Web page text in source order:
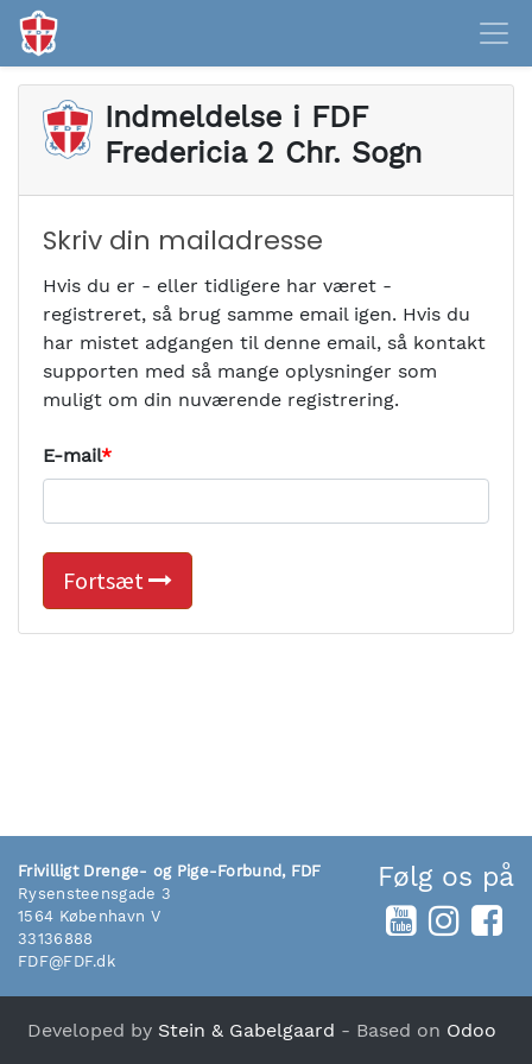
Indmeldelse i FDF
Fredericia 2 Chr. Sogn
Skriv din mailadresse
Hvis du er - eller tidligere har været -
registreret, så brug samme email igen. Hvis du
har mistet adgangen til denne email, så kontakt
supporten med så mange oplysninger som
muligt om din nuværende registrering.
E-mail
Fortsæt
Frivilligt Drenge- og Pige-Forbund, FDF
Rysensteensgade 3
1564 København V
33136888
FDF@FDF.dk
Følg os på
Developed by Stein & Gabelgaard - Based on Odoo